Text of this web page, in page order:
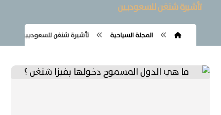
تأشيرة شنغن للسعوديين
المجلة السياحية تأشيرة شنغن للسعوديين